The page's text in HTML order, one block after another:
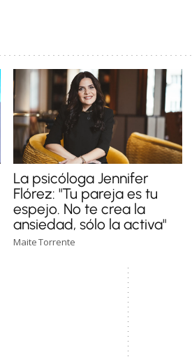
La psicóloga Jennifer
Flórez: "Tu pareja es tu
espejo. No te crea la
ansiedad, sólo la activa"
Maite Torrente